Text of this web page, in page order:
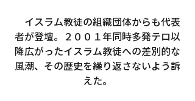
イスラム教徒の組織団体からも代表
者が登壇。２００１年同時多発テロ以
降広がったイスラム教徒への差別的な
風潮、その歴史を繰り返さないよう訴
えた。